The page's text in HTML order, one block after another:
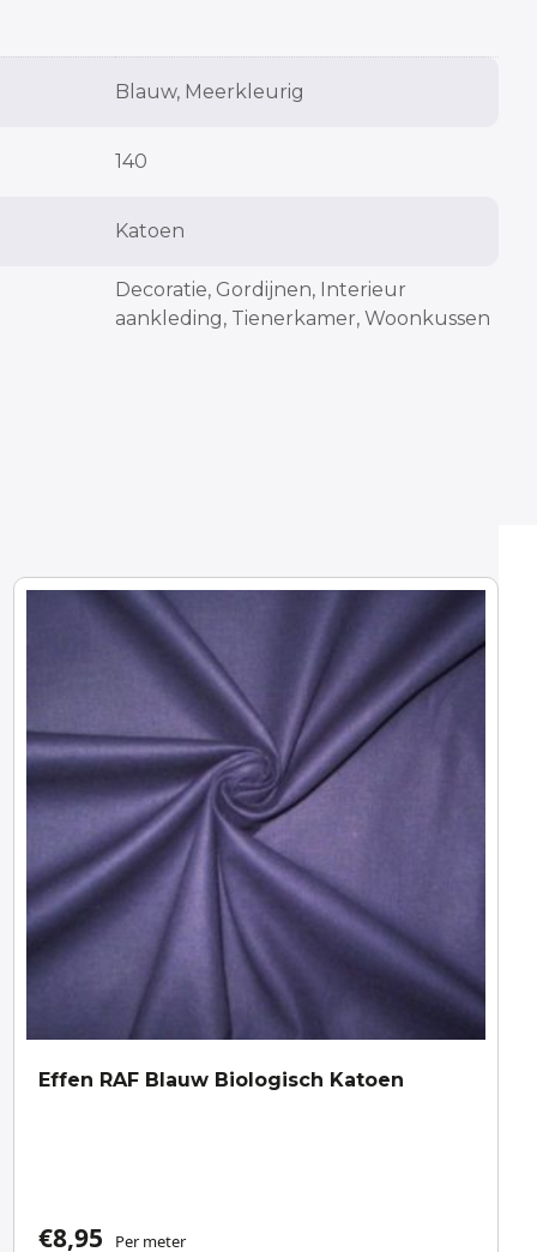
Measured height
cm
cm
Blauw, Meerkleurig
140
Katoen
Decoratie, Gordijnen, Interieur
aankleding, Tienerkamer, Woonkussen
Effen RAF Blauw Biologisch Katoen
€8,95 Per meter